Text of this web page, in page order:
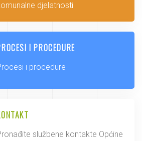
djelatnosti
I PROCEDURE
i procedure
službene kontakte Općine